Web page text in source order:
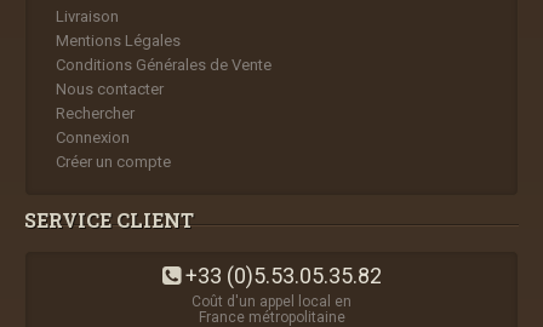
Livraison
Mentions Légales
Conditions Générales de Vente
Nous contacter
Rechercher
Connexion
Créer un compte
SERVICE CLIENT
+33 (0)5.53.05.35.82
Coût d'un appel local en
France métropolitaine